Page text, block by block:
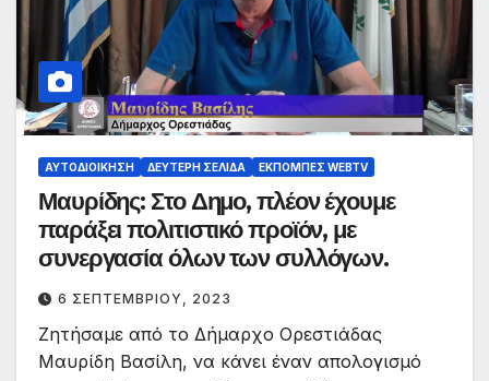
ΑΥΤΟΔΙΟΊΚΗΣΗ ΔΕΎΤΕΡΗ ΣΕΛΊΔΑ ΕΚΠΟΜΠΈΣ WEBTV
Μαυρίδης: Στο Δημο, πλέον έχουμε
παράξει πολιτιστικό προϊόν, με
συνεργασία όλων των συλλόγων.
6 ΣΕΠΤΕΜΒΡΊΟΥ, 2023
Ζητήσαμε από το Δήμαρχο Ορεστιάδας
Μαυρίδη Βασίλη, να κάνει έναν απολογισμό